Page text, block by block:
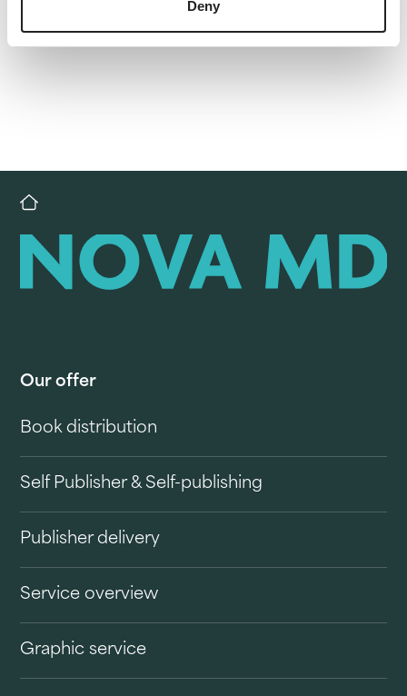
Deny
Our offer
Book distribution
Self Publisher & Self-publishing
Publisher delivery
Service overview
Graphic service